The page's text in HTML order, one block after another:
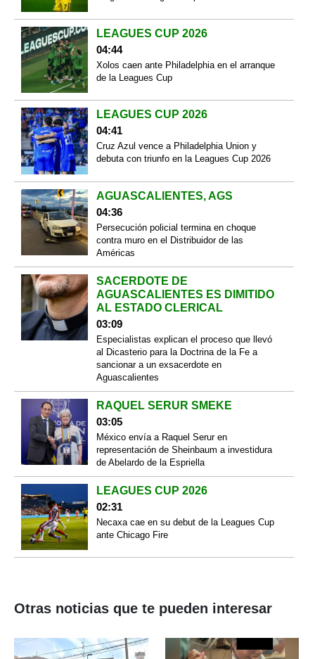
LEAGUES CUP 2026
04:44
Xolos caen ante Philadelphia en el arranque
de la Leagues Cup
LEAGUES CUP 2026
04:41
Cruz Azul vence a Philadelphia Union y
debuta con triunfo en la Leagues Cup 2026
AGUASCALIENTES, AGS
04:36
Persecución policial termina en choque
contra muro en el Distribuidor de las
Américas
SACERDOTE DE
AGUASCALIENTES ES DIMITIDO
AL ESTADO CLERICAL
03:09
Especialistas explican el proceso que llevó
al Dicasterio para la Doctrina de la Fe a
sancionar a un exsacerdote en
Aguascalientes
RAQUEL SERUR SMEKE
03:05
México envía a Raquel Serur en
representación de Sheinbaum a investidura
de Abelardo de la Espriella
LEAGUES CUP 2026
02:31
Necaxa cae en su debut de la Leagues Cup
ante Chicago Fire
Otras noticias que te pueden interesar